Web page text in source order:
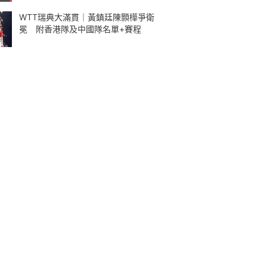
WTT瑞典大滿貫｜黃鎮廷陳顥樺爭衛
冕 附香港隊及中國隊名單+賽程